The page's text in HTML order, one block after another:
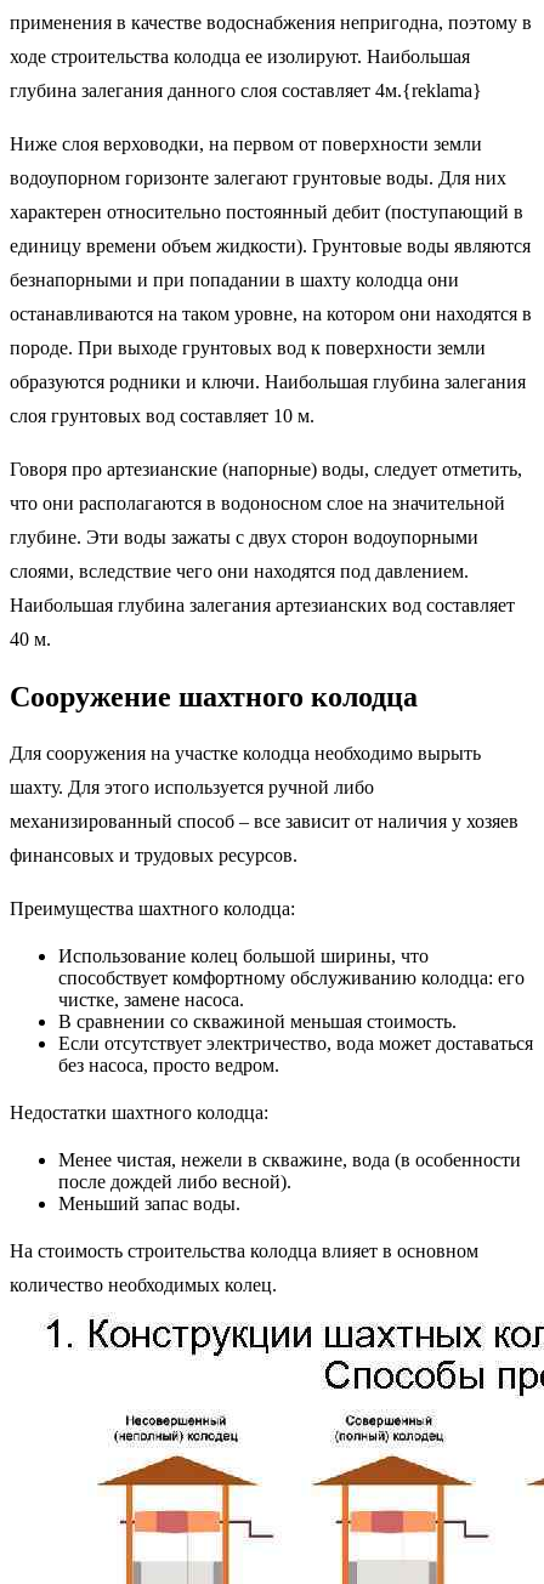
применения в качестве водоснабжения непригодна, поэтому в
ходе строительства колодца ее изолируют. Наибольшая
глубина залегания данного слоя составляет 4м.{reklama}
Ниже слоя верховодки, на первом от поверхности земли
водоупорном горизонте залегают грунтовые воды. Для них
характерен относительно постоянный дебит (поступающий в
единицу времени объем жидкости). Грунтовые воды являются
безнапорными и при попадании в шахту колодца они
останавливаются на таком уровне, на котором они находятся в
породе. При выходе грунтовых вод к поверхности земли
образуются родники и ключи. Наибольшая глубина залегания
слоя грунтовых вод составляет 10 м.
Говоря про артезианские (напорные) воды, следует отметить,
что они располагаются в водоносном слое на значительной
глубине. Эти воды зажаты с двух сторон водоупорными
слоями, вследствие чего они находятся под давлением.
Наибольшая глубина залегания артезианских вод составляет
40 м.
Сооружение шахтного колодца
Для сооружения на участке колодца необходимо вырыть
шахту. Для этого используется ручной либо
механизированный способ – все зависит от наличия у хозяев
финансовых и трудовых ресурсов.
Преимущества шахтного колодца:
Использование колец большой ширины, что
способствует комфортному обслуживанию колодца: его
чистке, замене насоса.
В сравнении со скважиной меньшая стоимость.
Если отсутствует электричество, вода может доставаться
без насоса, просто ведром.
Недостатки шахтного колодца:
Менее чистая, нежели в скважине, вода (в особенности
после дождей либо весной).
Меньший запас воды.
На стоимость строительства колодца влияет в основном
количество необходимых колец.